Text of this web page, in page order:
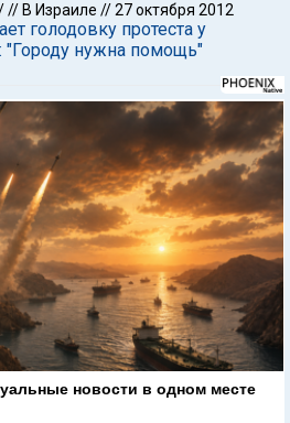
// В Израиле //27 октября 2012
голодовку протеста у
"Городу нужна помощь"
новости в одном месте